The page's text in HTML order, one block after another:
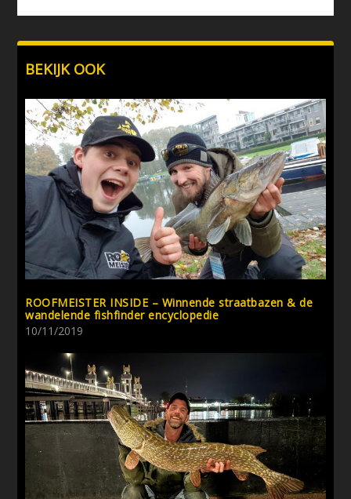
BEKIJK OOK
ROOFMEISTER INSIDE – Winnende straatbazen & de
wandelende fishfinder encyclopedie
10/11/2019